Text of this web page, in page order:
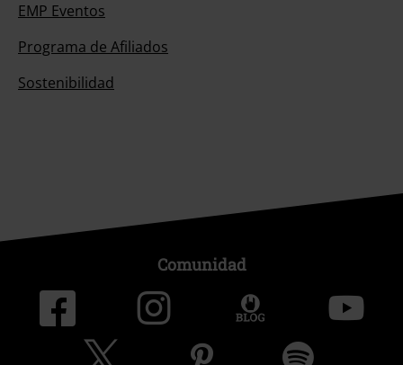
EMP Eventos
Programa de Afiliados
Sostenibilidad
Comunidad